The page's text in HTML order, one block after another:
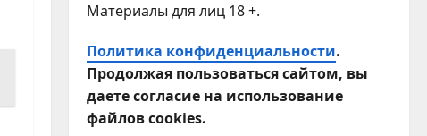
Материалы для лиц 18 +.
Политика конфиденциальности.
Продолжая пользоваться сайтом, вы
даете согласие на использование
файлов cookies.